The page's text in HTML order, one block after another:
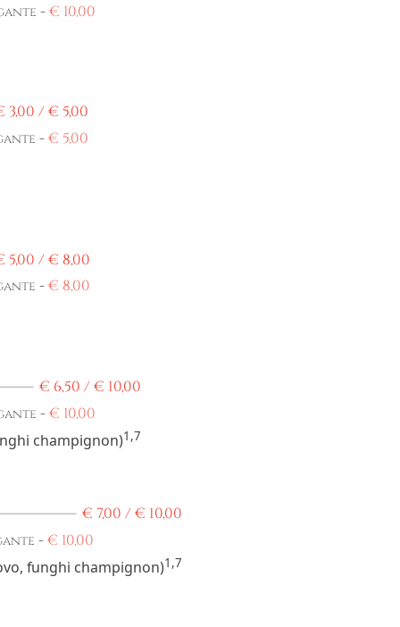
-€ 10,00
3,00 / € 5,00
-€ 5,00
5,00 / € 8,00
-€ 8,00
€ 6,50 / € 10,00
-€ 10,00
champignon)1,7
€ 7,00 / € 10,00
-€ 10,00
funghi champignon)1,7